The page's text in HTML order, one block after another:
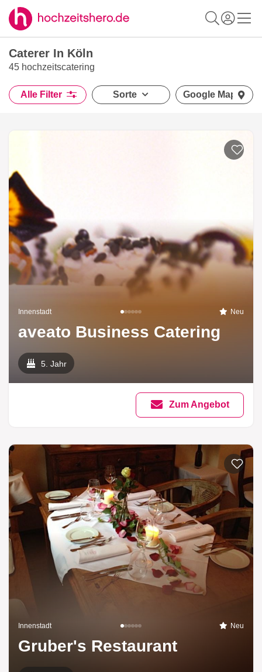
Caterer In Köln
45 hochzeitscatering
Alle Filter Sorte Google Maps
Innenstadt Neu
aveato Business Catering
5. Jahr
Zum Angebot
Innenstadt Neu
Gruber's Restaurant